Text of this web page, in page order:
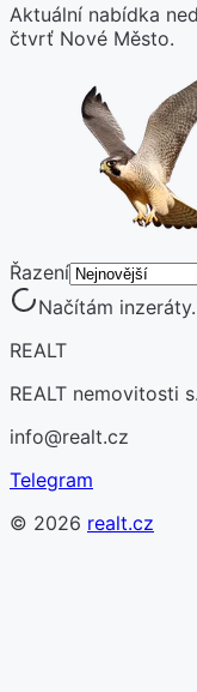
Aktuální nabídka
čtvrť Nové Město.
Řazení
Načítám
REALT
REALT nemovitosti
info@realt.cz
Telegram
© 2026 realt.cz